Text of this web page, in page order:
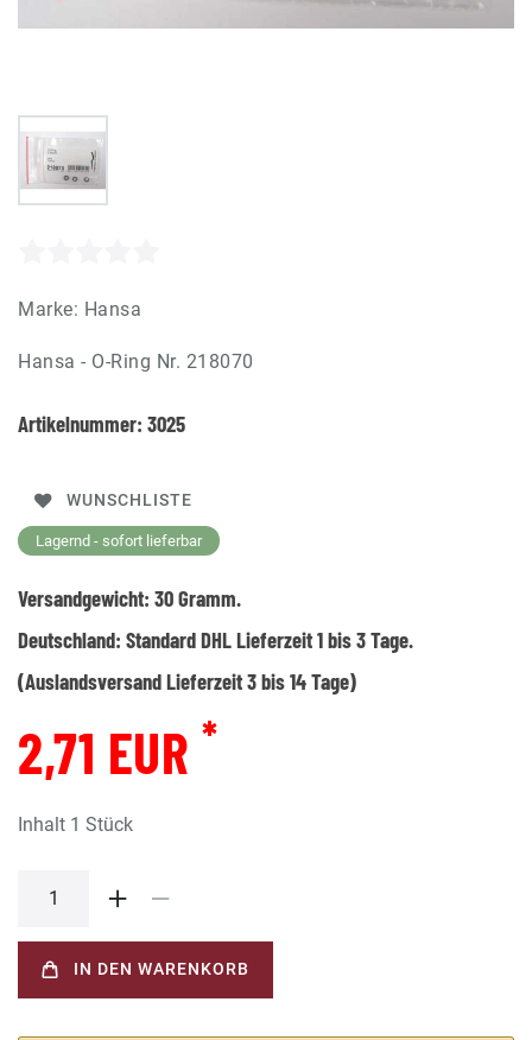
Marke: Hansa
Hansa - O-Ring Nr. 218070
Artikelnummer: 3025
WUNSCHLISTE
Lagernd - sofort lieferbar
Versandgewicht: 30Gramm.
Deutschland: Standard DHL Lieferzeit 1 bis 3 Tage.
(Auslandsversand Lieferzeit 3 bis 14 Tage)
2,71 EUR *
Inhalt 1 Stück
IN DEN WARENKORB